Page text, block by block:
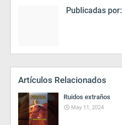
Publicadas por:
Artículos Relacionados
Ruidos extraños
May 11, 2024